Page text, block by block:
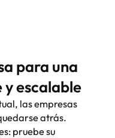
para una
escalable
las empresas
atrás.
pruebe su